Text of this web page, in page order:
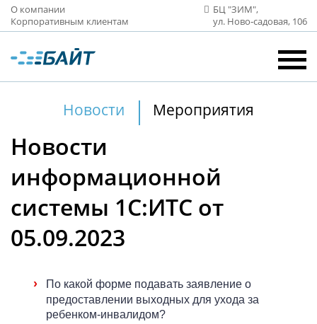
О компании
Корпоративным клиентам
БЦ "ЗИМ",
ул. Ново‑садовая, 106
Новости Мероприятия
Новости
информационной
системы 1С:ИТС от
05.09.2023
›
По какой форме подавать заявление о
предоставлении выходных для ухода за
ребенком-инвалидом?